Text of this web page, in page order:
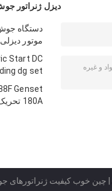
دیزل ژنراتور
موتور دیزلی
Start DC
dg set
180A تحریک الکتریکی استارت
| چین خوب کیفیت ژنراتورهای